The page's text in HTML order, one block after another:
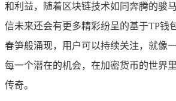
和利益，随着区块链技术如同奔腾的骏
信未来还会有更多精彩纷呈的基于TP钱
春笋般涌现，用户可以持续关注，就像
每一个潜在的机会，在加密货币的世界
传奇。